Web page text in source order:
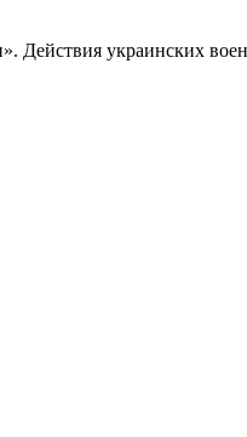
украинских